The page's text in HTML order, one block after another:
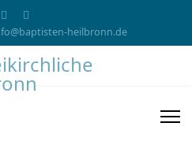
heilbronn.de